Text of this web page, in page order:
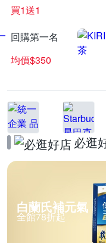
買1送1
回購第一名
均價$350
必逛
白蘭氏補元氣
全館78折起